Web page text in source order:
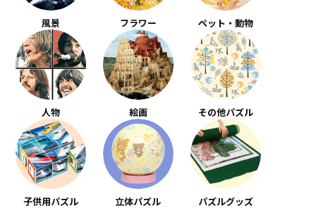
風景 フラワー ペット・動物
人物 絵画 その他パズル
子供用パズル 立体パズル パズルグッズ